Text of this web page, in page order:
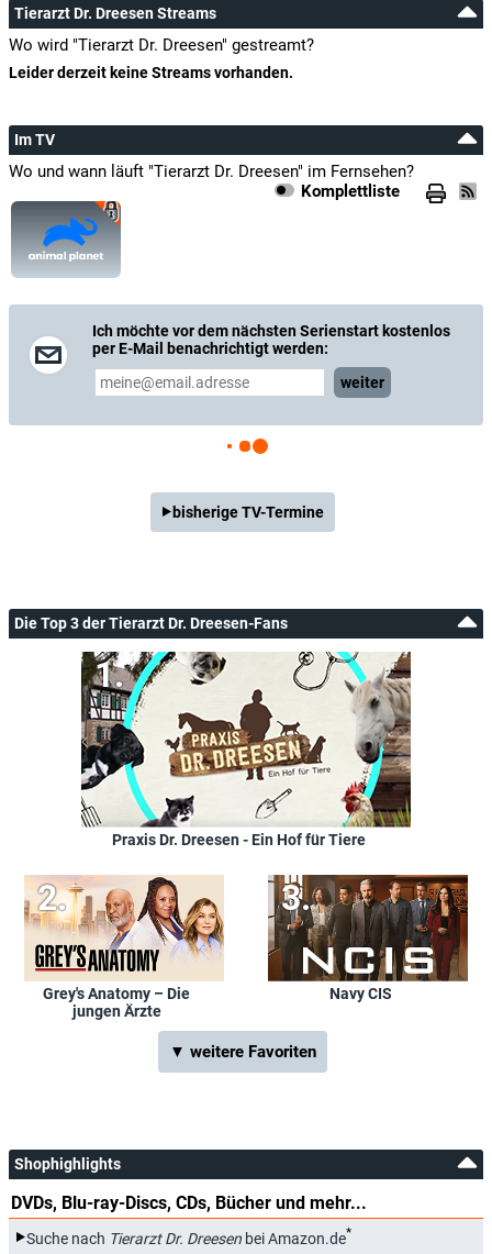
Tierarzt Dr. Dreesen Streams
Wo wird "Tierarzt Dr. Dreesen" gestreamt?
Leider derzeit keine Streams vorhanden.
Im TV
Wo und wann läuft "Tierarzt Dr. Dreesen" im Fernsehen?
Komplettliste
Ich möchte vor dem nächsten Serienstart kostenlos
per E-Mail benachrichtigt werden:
weiter
bisherige TV-Termine
Die Top 3 der Tierarzt Dr. Dreesen-Fans
Praxis Dr. Dreesen - Ein Hof für Tiere
Grey's Anatomy – Die
jungen Ärzte
Navy CIS
▼ weitere Favoriten
Shophighlights
DVDs, Blu-ray-Discs, CDs, Bücher und mehr...
Suche nach Tierarzt Dr. Dreesen bei Amazon.de*